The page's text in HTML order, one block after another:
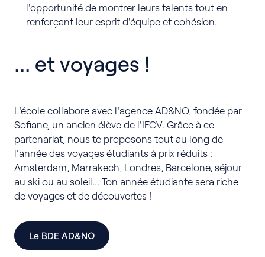
l'opportunité de montrer leurs talents tout en
renforçant leur esprit d'équipe et cohésion.
... et voyages !
L'école collabore avec l'agence AD&NO, fondée par
Sofiane, un ancien élève de l'IFCV. Grâce à ce
partenariat, nous te proposons tout au long de
l'année des voyages étudiants à prix réduits :
Amsterdam, Marrakech, Londres, Barcelone, séjour
au ski ou au soleil... Ton année étudiante sera riche
de voyages et de découvertes !
Le BDE AD&NO